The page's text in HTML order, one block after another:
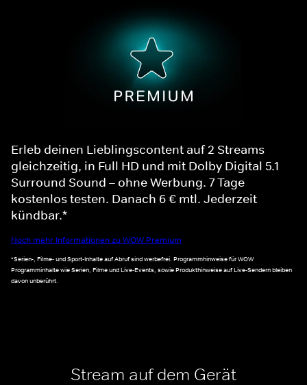
Erleb deinen Lieblingscontent auf 2 Streams
gleichzeitig, in Full HD und mit Dolby Digital 5.1
Surround Sound – ohne Werbung. 7 Tage
kostenlos testen. Danach 6 € mtl. Jederzeit
kündbar.*
Noch mehr Informationen zu WOW Premium
*Serien-, Filme- und Sport-Inhalte auf Abruf sind werbefrei. Programmhinweise für WOW
Programminhalte wie Serien, Filme und Live-Events, sowie Produkthinweise auf Live-Sendern bleiben
davon unberührt.
Stream auf dem Gerät